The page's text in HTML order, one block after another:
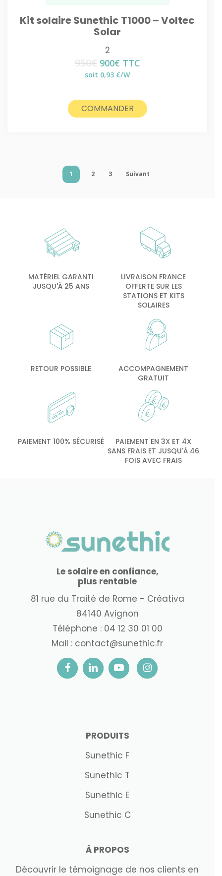
Kit solaire Sunethic T1000 – Voltec
Solar
2
950€ Le
prix
950€.
900€Le
prix
900€.
TTC
soit 0,93 €/W
COMMANDER
1 2 3 Suivant
MATÉRIEL GARANTI
JUSQU'À 25 ANS
LIVRAISON FRANCE
OFFERTE SUR LES
STATIONS ET KITS
SOLAIRES
RETOUR POSSIBLE
ACCOMPAGNEMENT
GRATUIT
PAIEMENT 100% SÉCURISÉ
PAIEMENT EN 3X ET 4X
SANS FRAIS ET JUSQU'À 46
FOIS AVEC FRAIS
Le solaire en confiance,
plus rentable
81 rue du Traité de Rome - Créativa
84140 Avignon
Téléphone : 04 12 30 01 00
Mail : contact@sunethic.fr
PRODUITS
Sunethic F
Sunethic T
Sunethic E
Sunethic C
À PROPOS
Découvrir le témoignage de nos clients en